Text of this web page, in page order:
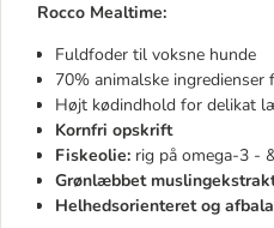
Rocco Mealtime:
Fuldfoder til voksne hunde
70% animalske
Højt kødindhold for delikat
Kornfri opskrift
Fiskeolie: rig på omega-3 -
Grønlæbbet
Helhedsorienteret og